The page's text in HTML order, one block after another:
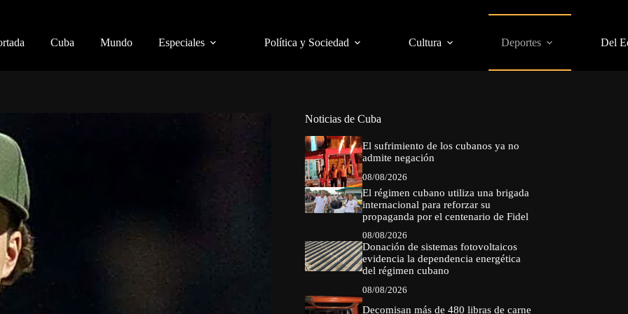
Cuba Mundo Especiales Política y Sociedad Cultura Deportes Del
Noticias de Cuba
El sufrimiento de los cubanos ya no
admite negación
08/08/2026
El régimen cubano utiliza una brigada
internacional para reforzar su
propaganda por el centenario de Fidel
08/08/2026
Donación de sistemas fotovoltaicos
evidencia la dependencia energética
del régimen cubano
08/08/2026
Decomisan más de 480 libras de carne